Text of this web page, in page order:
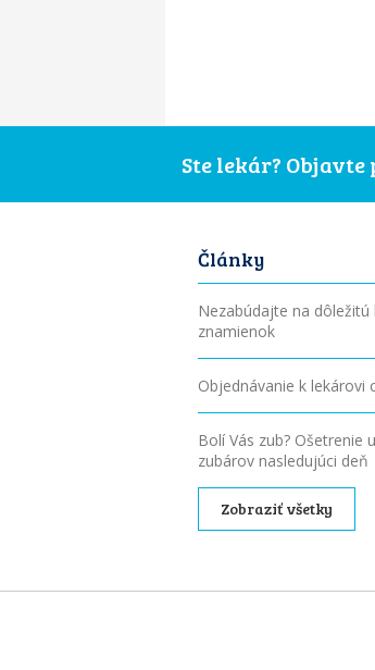
Ste lekár?
Články
Nezabúdajte na dôležitú
znamienok
Objednávanie k lekárovi
Bolí Vás zub? Ošetrenie
zubárov nasledujúci deň
Zobraziť všetky